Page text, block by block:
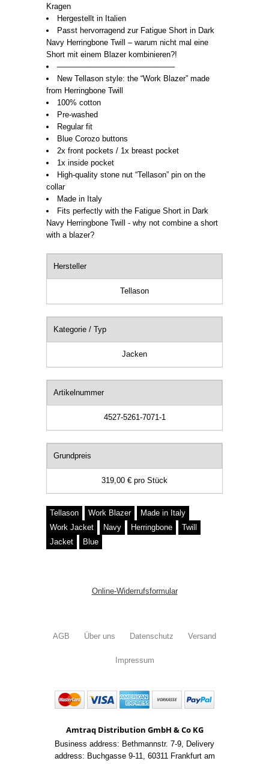
Kragen
Hergestellt in Italien
Passt hervorragend zur Fatigue Short in Dark
Navy Herringbone Twill – warum nicht mal eine
Short mit einem Blazer kombinieren?!
––––––––––––––––––––––––––––
New Tellason style: the “Work Blazer” made
from Herringbone Twill
100% cotton
Pre-washed
Regular fit
Blue Corozo buttons
2x front pockets / 1x breast pocket
1x inside pocket
High-quality stone nut “Tellason” pin on the
collar
Made in Italy
Fits perfectly with the Fatigue Short in Dark
Navy Herringbone Twill - why not combine a short
with a blazer?
Hersteller
Tellason
Kategorie / Typ
Jacken
Artikelnummer
4527-5261-7071-1
Grundpreis
319,00 € pro Stück
Tellason Work Blazer
Made in Italy
Work Jacket
Navy Herringbone
Twill
Jacket
Blue
Online-Widerrufsformular
AGB Über uns Datenschutz Versand
Impressum
Amtraq Distribution GmbH & Co KG
Business address: Bethmannstr. 7-9, Delivery
address: Buchgasse 9-11, 60311 Frankfurt am